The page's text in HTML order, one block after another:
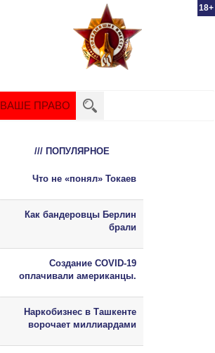
18+
ВАШЕ ПРАВО
/// ПОПУЛЯРНОЕ
Что не «понял» Токаев
Как бандеровцы Берлин
брали
Создание COVID-19
оплачивали американцы.
Наркобизнес в Ташкенте
ворочает миллиардами